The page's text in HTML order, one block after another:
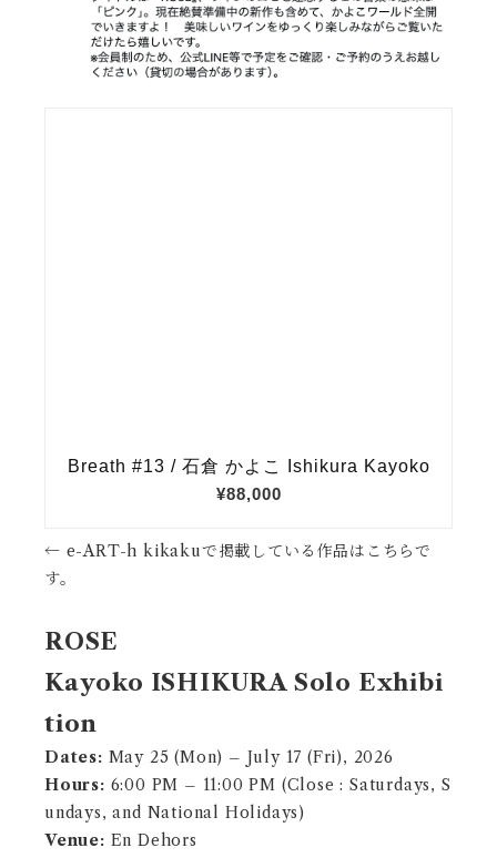
← e-ART-h kikakuで掲載している作品はこちらで
す。
ROSE
Kayoko ISHIKURA Solo Exhibi
tion
Dates: May 25 (Mon) – July 17 (Fri), 2026
Hours: 6:00 PM – 11:00 PM (Close : Saturdays, S
undays, and National Holidays)
Venue: En Dehors